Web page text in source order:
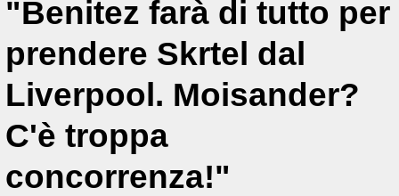
"Benitez farà di tutto per
prendere Skrtel dal
Liverpool. Moisander?
C'è troppa
concorrenza!"